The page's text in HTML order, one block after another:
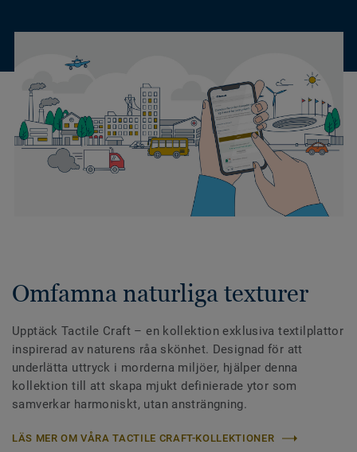
Omfamna naturliga texturer
Upptäck Tactile Craft – en kollektion exklusiva textilplattor
inspirerad av naturens råa skönhet. Designad för att
underlätta uttryck i morderna miljöer, hjälper denna
kollektion till att skapa mjukt definierade ytor som
samverkar harmoniskt, utan ansträngning.
LÄS MER OM VÅRA TACTILE CRAFT-KOLLEKTIONER